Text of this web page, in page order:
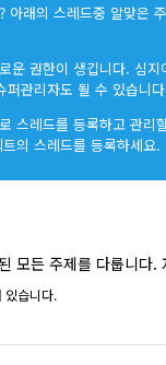
아래의 스레드중 알맞은
운 권한이 생깁니다. 심지
퍼관리자도 될 수 있습니
스레드를 등록하고 관리
의 스레드를 등록하세요.
모든 주제를 다룹니다.
있습니다.